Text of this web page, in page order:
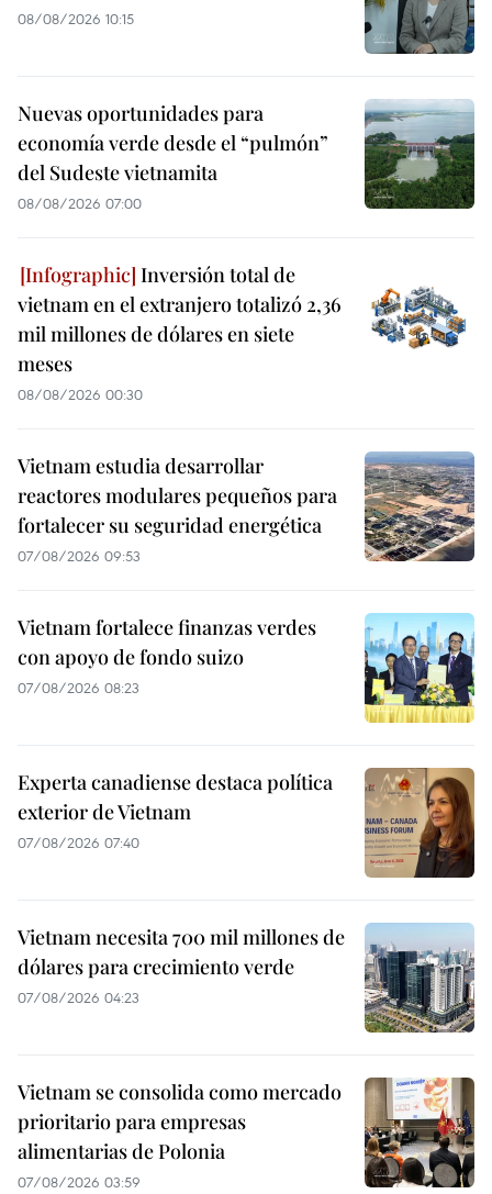
08/08/2026 10:15
Nuevas oportunidades para
economía verde desde el “pulmón”
del Sudeste vietnamita
08/08/2026 07:00
Inversión total de
vietnam en el extranjero totalizó 2,36
mil millones de dólares en siete
meses
08/08/2026 00:30
Vietnam estudia desarrollar
reactores modulares pequeños para
fortalecer su seguridad energética
07/08/2026 09:53
Vietnam fortalece finanzas verdes
con apoyo de fondo suizo
07/08/2026 08:23
Experta canadiense destaca política
exterior de Vietnam
07/08/2026 07:40
Vietnam necesita 700 mil millones de
dólares para crecimiento verde
07/08/2026 04:23
Vietnam se consolida como mercado
prioritario para empresas
alimentarias de Polonia
07/08/2026 03:59